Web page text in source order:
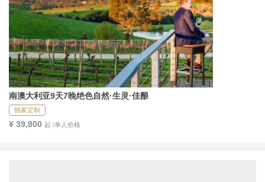
独家定制
¥ 39,800 起 /单人价格